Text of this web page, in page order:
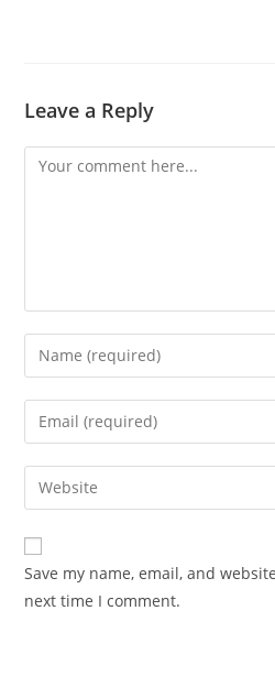
Leave a Reply
Comment
Enter
your
name
comment
Enter
your
email
address
comment
Enter
your
website
URL
(optional)
Save my name, email, and
next time I comment.